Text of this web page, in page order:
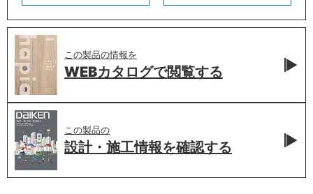
この製品の情報を
WEBカタログで閲覧する
この製品の
設計・施工情報を確認する